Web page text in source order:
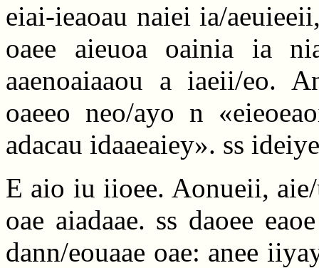
eiai-ieaoau naiei ia/
oaee aieuoa oainia ia
aaenoaiaaou a iaeii/eo.
oaeeo neo/ayo n
adacau idaaeaiey». ss
E aio iu iioee. Aonueii,
oae aiadaae. ss daoee
dann/eouaae oae: anee